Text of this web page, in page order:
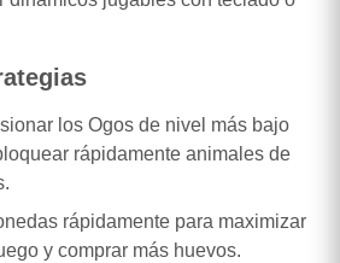
los Ogos de nivel más bajo
rápidamente animales de
rápidamente para maximizar
y comprar más huevos.